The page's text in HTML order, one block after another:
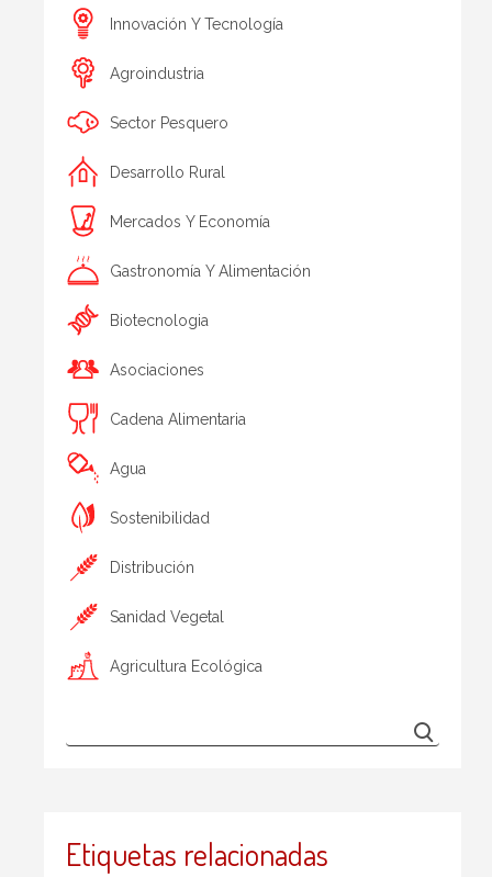
Innovación Y Tecnología
Agroindustria
Sector Pesquero
Desarrollo Rural
Mercados Y Economía
Gastronomía Y Alimentación
Biotecnologia
Asociaciones
Cadena Alimentaria
Agua
Sostenibilidad
Distribución
Sanidad Vegetal
Agricultura Ecológica
Etiquetas relacionadas